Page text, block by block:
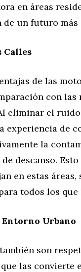
en áreas
un futuro
Calles
de las
con
eliminar el
experiencia de
la
descanso.
en estas
todos los que
Entorno Urbano
son
las convierte